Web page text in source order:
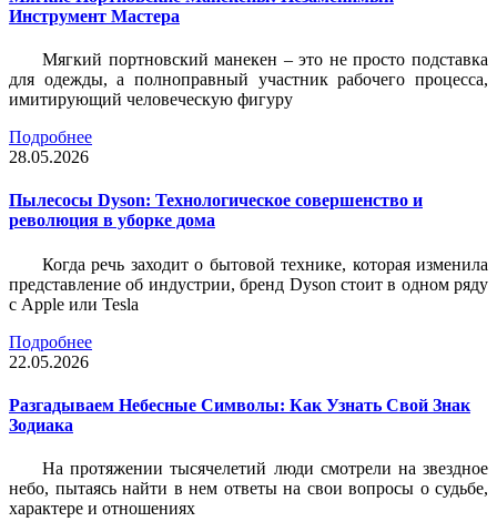
Инструмент Мастера
Мягкий портновский манекен – это не просто подставка
для одежды, а полноправный участник рабочего процесса,
имитирующий человеческую фигуру
Подробнее
28.05.2026
Пылесосы Dyson: Технологическое совершенство и
революция в уборке дома
Когда речь заходит о бытовой технике, которая изменила
представление об индустрии, бренд Dyson стоит в одном ряду
с Apple или Tesla
Подробнее
22.05.2026
Разгадываем Небесные Символы: Как Узнать Свой Знак
Зодиака
На протяжении тысячелетий люди смотрели на звездное
небо, пытаясь найти в нем ответы на свои вопросы о судьбе,
характере и отношениях